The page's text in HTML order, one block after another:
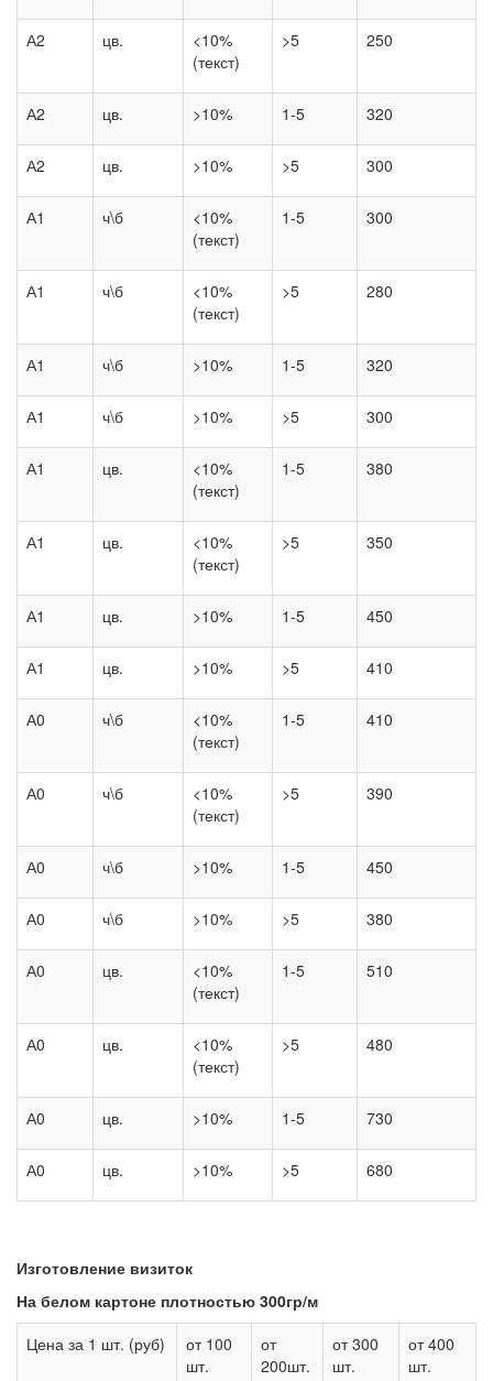
А2 цв.
<10%
(текст)
>5 250
А2 цв. >10% 1-5 320
А2 цв. >10% >5 300
А1 ч\б
<10%
(текст)
1-5 300
А1 ч\б
<10%
(текст)
>5 280
А1 ч\б >10% 1-5 320
А1 ч\б >10% >5 300
А1 цв.
<10%
(текст)
1-5 380
А1 цв.
<10%
(текст)
>5 350
А1 цв. >10% 1-5 450
А1 цв. >10% >5 410
А0 ч\б
<10%
(текст)
1-5 410
А0 ч\б
<10%
(текст)
>5 390
А0 ч\б >10% 1-5 450
А0 ч\б >10% >5 380
А0 цв.
<10%
(текст)
1-5 510
А0 цв.
<10%
(текст)
>5 480
А0 цв. >10% 1-5 730
А0 цв. >10% >5 680
Изготовление визиток
На белом картоне плотностью 300гр/м
Цена за 1 шт. (руб)
от 100
шт.
от
200шт.
от 300
шт.
от 400
шт.